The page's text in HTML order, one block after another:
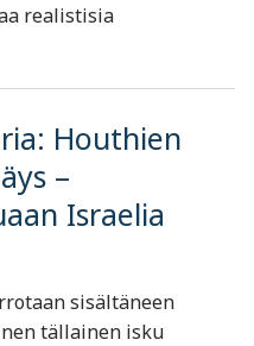
realistisia
Houthien
–
Israelia
sisältäneen
tällainen isku